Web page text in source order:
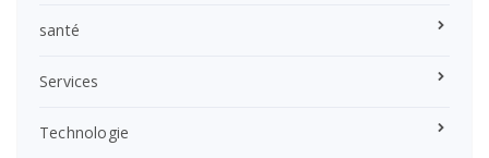
santé
Services
Technologie